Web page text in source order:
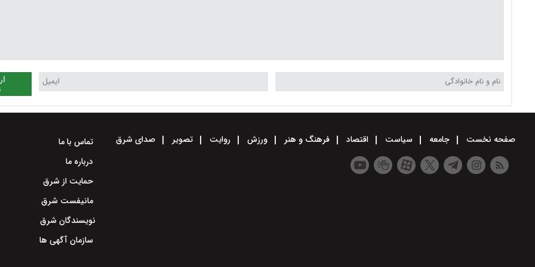
صفحه نخست جامعه سیاست اقتصاد فرهنگ و هنر ورزش روایت تصویر صدای شرق
تماس با ما
درباره ما
حمایت از شرق
مانیفست شرق
نویسندگان شرق
سازمان آگهی ها